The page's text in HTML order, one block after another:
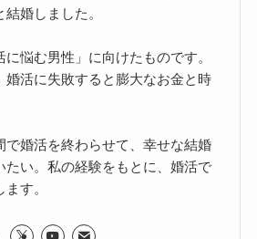
婚しました。
悩む男性」に向けたものです。
婚活に失敗すると膨大なお金と時
で婚活を終わらせて、幸せな結婚
たい。私の経験をもとに、婚活で
す。